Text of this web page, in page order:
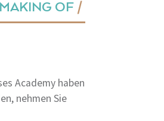
MAKING OF
Academy haben
nehmen Sie